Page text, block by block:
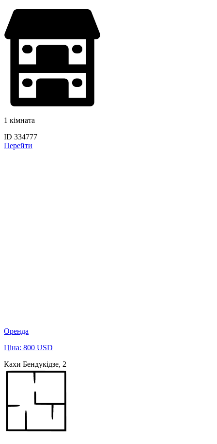
1 кімната
ID 334777
Перейти
Оренда
Ціна: 800 USD
Кахи Бендукідзе, 2